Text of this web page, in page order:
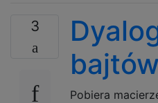
3
bajtów
Pobiera